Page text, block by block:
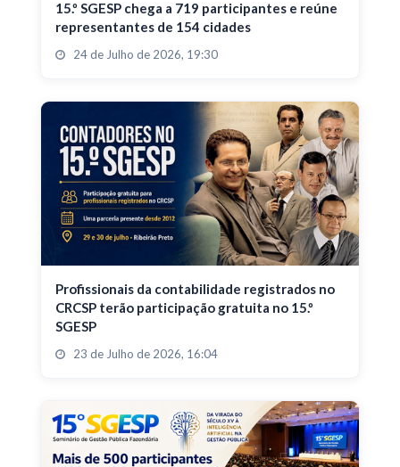
15.º SGESP chega a 719 participantes e reúne
representantes de 154 cidades
24 de Julho de 2026, 19:30
Profissionais da contabilidade registrados no
CRCSP terão participação gratuita no 15.º
SGESP
23 de Julho de 2026, 16:04